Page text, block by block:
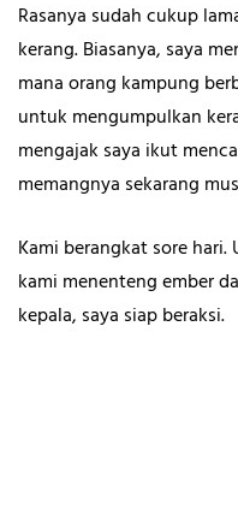
Rasanya sudah cukup
kerang. Biasanya, saya
mana orang kampung
untuk mengumpulkan
mengajak saya ikut
memangnya sekarang
Kami berangkat sore hari.
kami menenteng ember
kepala, saya siap beraksi.